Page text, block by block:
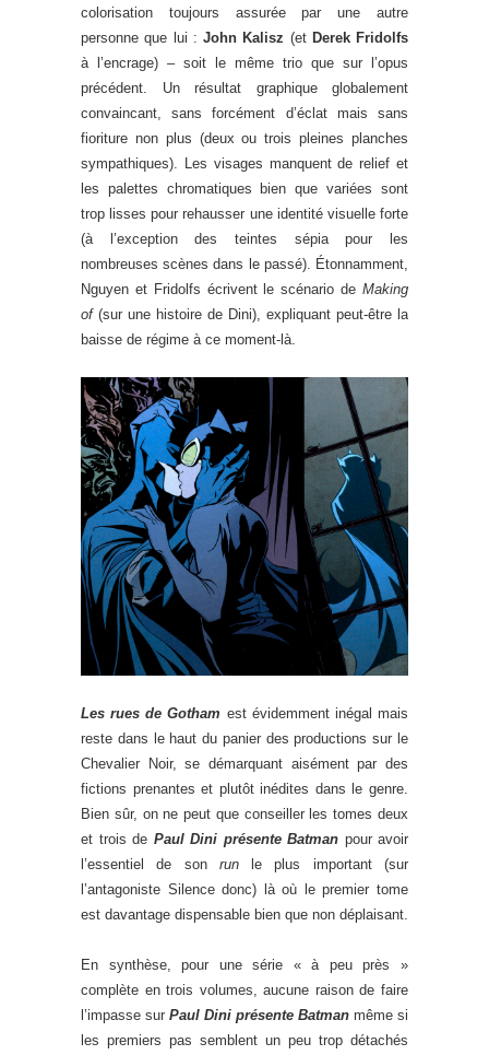
colorisation toujours assurée par une autre
personne que lui : John Kalisz (et Derek Fridolfs
à l’encrage) – soit le même trio que sur l’opus
précédent. Un résultat graphique globalement
convaincant, sans forcément d’éclat mais sans
fioriture non plus (deux ou trois pleines planches
sympathiques). Les visages manquent de relief et
les palettes chromatiques bien que variées sont
trop lisses pour rehausser une identité visuelle forte
(à l’exception des teintes sépia pour les
nombreuses scènes dans le passé). Étonnamment,
Nguyen et Fridolfs écrivent le scénario de Making
of(sur une histoire de Dini), expliquant peut-être la
baisse de régime à ce moment-là.
Les rues de Gotham est évidemment inégal mais
reste dans le haut du panier des productions sur le
Chevalier Noir, se démarquant aisément par des
fictions prenantes et plutôt inédites dans le genre.
Bien sûr, on ne peut que conseiller les tomes deux
et trois de Paul Dini présente Batman pour avoir
l’essentiel de son runle plus important (sur
l’antagoniste Silence donc) là où le premier tome
est davantage dispensable bien que non déplaisant.
En synthèse, pour une série « à peu près »
complète en trois volumes, aucune raison de faire
l’impasse sur Paul Dini présente Batman même si
les premiers pas semblent un peu trop détachés